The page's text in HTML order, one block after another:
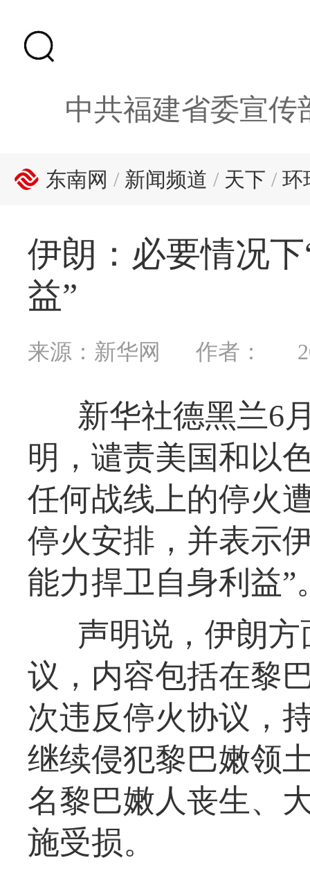
中共福建省委宣传
东南网 / 新闻频道 / 天下 / 环
伊朗：必要情况
益”
来源：新华网 作者：
新华社德黑兰6
明，谴责美国和以
任何战线上的停火
停火安排，并表示
能力捍卫自身利益”
声明说，伊朗
议，内容包括在黎
次违反停火协议，
继续侵犯黎巴嫩领
名黎巴嫩人丧生、
施受损。